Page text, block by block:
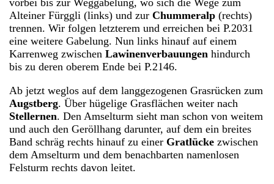
Alteiner Fürggli (links) und zurChummeralp (rechts)
trennen. Wir folgen letzterem und erreichen bei P.2031
eine weitere Gabelung. Nun links hinauf auf einem
Karrenweg zwischenLawinenverbauungen hindurch
bis zu deren oberem Ende bei P.2146.
Ab jetzt weglos auf dem langgezogenen Grasrücken zum
Augstberg. Über hügelige Grasflächen weiter nach
Stellernen. Den Amselturm sieht man schon von weitem
und auch den Geröllhang darunter, auf dem ein breites
Band schräg rechts hinauf zu einer Gratlücke zwischen
dem Amselturm und dem benachbarten namenlosen
Felsturm rechts davon leitet.